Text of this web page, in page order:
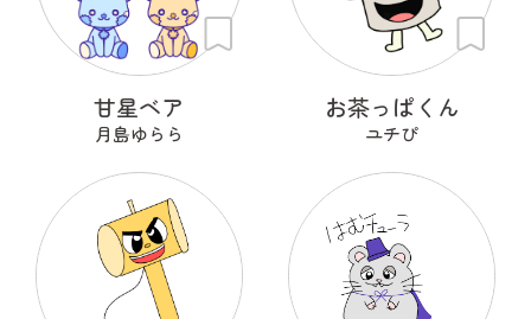
甘星ベア
月島ゆらら
お茶っぱくん
ユチぴ